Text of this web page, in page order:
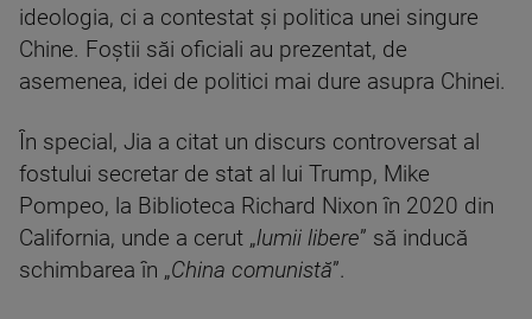
ideologia, ci a contestat și politica unei singure
Chine. Foștii săi oficiali au prezentat, de
asemenea, idei de politici mai dure asupra Chinei.
În special, Jia a citat un discurs controversat al
fostului secretar de stat al lui Trump, Mike
Pompeo, la Biblioteca Richard Nixon în 2020 din
California, unde a cerut „lumii libere” să inducă
schimbarea în „China comunistă”.